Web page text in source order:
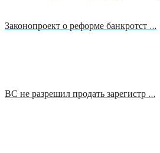
Законопроект о реформе банкротст …
ВС не разрешил продать зарегистр …